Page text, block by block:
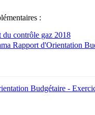
:
du contrôle gaz 2018
Rapport d'Orientation
Budgétaire -